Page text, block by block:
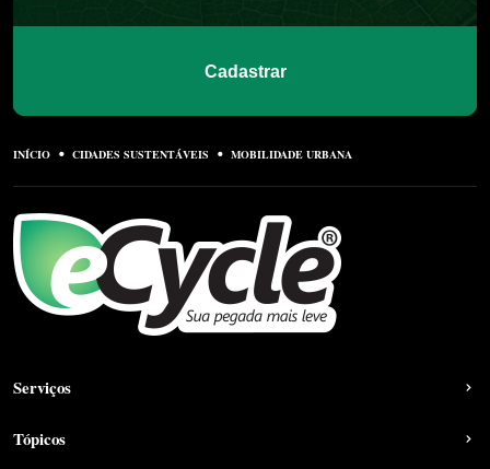
Cadastrar
INÍCIO CIDADES SUSTENTÁVEIS MOBILIDADE URBANA
Serviços
Tópicos